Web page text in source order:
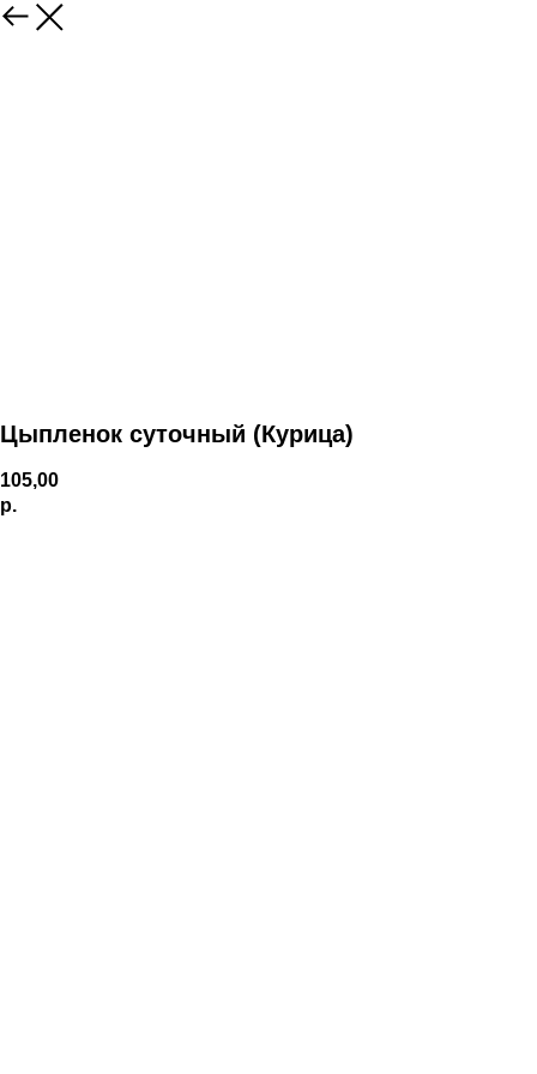
Цыпленок суточный (Курица)
105,00
р.